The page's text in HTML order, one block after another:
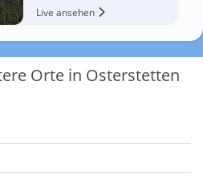
Live ansehen
Orte in Osterstetten